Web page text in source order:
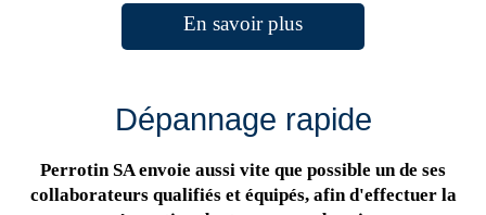
En savoir plus
Dépannage rapide
Perrotin SA envoie aussi vite que possible un de ses
collaborateurs qualifiés et équipés, afin d'effectuer la